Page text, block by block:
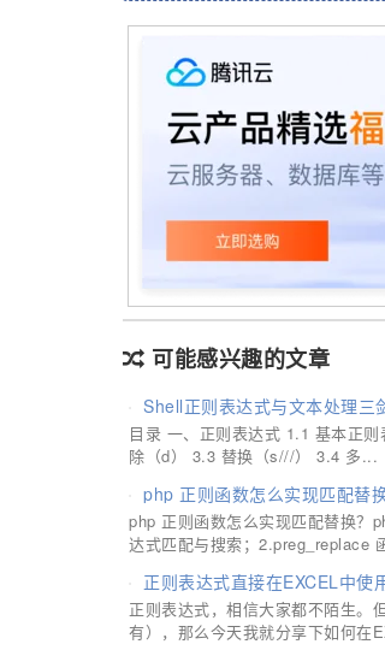
可能感兴趣的文章
Shell正则表达式与文本处理
目录 一、正则表达式 1.1 基本正
除（d） 3.3 替换（s///） 3.4 多...
php 正则函数怎么实现匹配替
php 正则函数怎么实现匹配替换？
达式匹配与搜索；2.preg_replace
正则表达式直接在EXCEL中使
正则表达式，相信大家都不陌生。
有），那么今天我就分享下如何在